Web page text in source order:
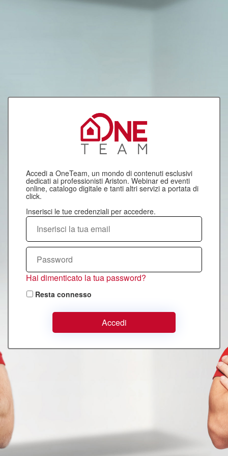
Accedi a OneTeam, un mondo di contenuti esclusivi
dedicati ai professionisti Ariston. Webinar ed eventi
online, catalogo digitale e tanti altri servizi a portata di
click.
Hai dimenticato la tua password?
Resta connesso
Accedi